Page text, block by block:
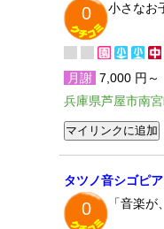
0 小さなお
月謝 7,000 円～
兵庫県芦屋市南
タツノ音シゴピ
0 「音楽